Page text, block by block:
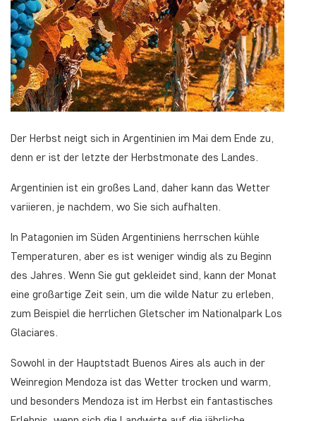
Der Herbst neigt sich in Argentinien im Mai dem Ende zu,
denn er ist der letzte der Herbstmonate des Landes.
Argentinien ist ein großes Land, daher kann das Wetter
variieren, je nachdem, wo Sie sich aufhalten.
In Patagonien im Süden Argentiniens herrschen kühle
Temperaturen, aber es ist weniger windig als zu Beginn
des Jahres. Wenn Sie gut gekleidet sind, kann der Monat
eine großartige Zeit sein, um die wilde Natur zu erleben,
zum Beispiel die herrlichen Gletscher im Nationalpark Los
Glaciares.
Sowohl in der Hauptstadt Buenos Aires als auch in der
Weinregion Mendoza ist das Wetter trocken und warm,
und besonders Mendoza ist im Herbst ein fantastisches